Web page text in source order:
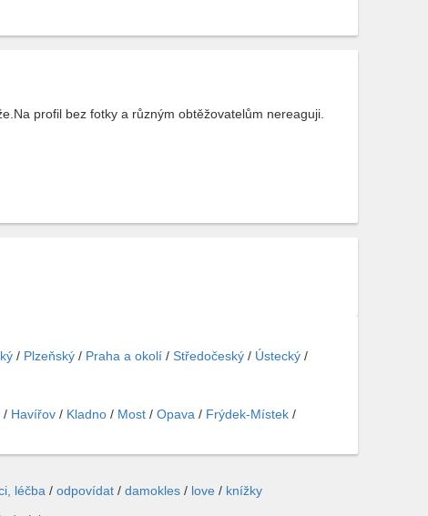
profil bez fotky a různým obtěžovatelům nereaguji.
/ Plzeňský / Praha a okolí / Středočeský / Ústecký /
/ Havířov / Kladno / Most / Opava / Frýdek-Místek /
léčba / odpovídat / damokles / love / knížky